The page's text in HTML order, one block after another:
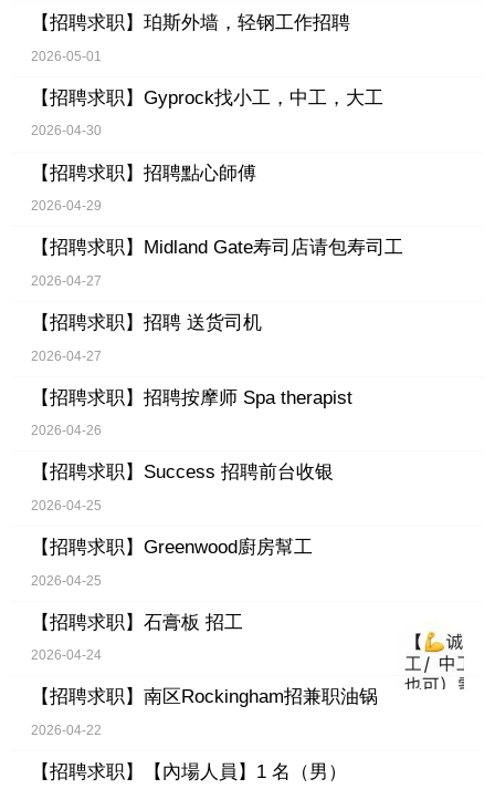
【招聘求职】 珀斯外墙，轻钢工作招聘
2026-05-01
【招聘求职】 Gyprock找小工，中工，大工
2026-04-30
【招聘求职】 招聘點心師傅
2026-04-29
【招聘求职】 Midland Gate寿司店请包寿司工
2026-04-27
【招聘求职】 招聘 送货司机
2026-04-27
【招聘求职】 招聘按摩师 Spa therapist
2026-04-26
【招聘求职】 Success 招聘前台收银
2026-04-25
【招聘求职】 Greenwood廚房幫工
2026-04-25
【招聘求职】 石膏板 招工
2026-04-24
【招聘求职】 南区Rockingham招兼职油锅
2026-04-22
【招聘求职】 【內場人員】1 名（男）